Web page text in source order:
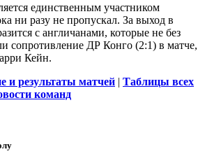
единственным участником
ни разу не пропускал. За выход в
с англичанами, которые не без
сопротивление ДР Конго (2:1) в матче,
Кейн.
и результаты матчей | Таблицы всех
команд